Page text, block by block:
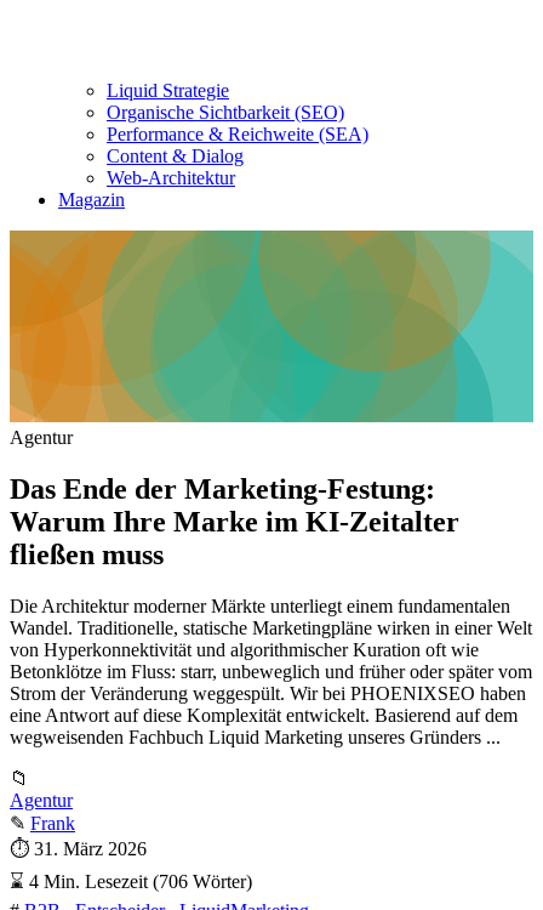
Liquid Strategie
Organische Sichtbarkeit (SEO)
Performance & Reichweite (SEA)
Content & Dialog
Web-Architektur
Magazin
Agentur
Das Ende der Marketing-Festung:
Warum Ihre Marke im KI-Zeitalter
fließen muss
Die Architektur moderner Märkte unterliegt einem fundamentalen
Wandel. Traditionelle, statische Marketingpläne wirken in einer Welt
von Hyperkonnektivität und algorithmischer Kuration oft wie
Betonklötze im Fluss: starr, unbeweglich und früher oder später vom
Strom der Veränderung weggespült. Wir bei PHOENIXSEO haben
eine Antwort auf diese Komplexität entwickelt. Basierend auf dem
wegweisenden Fachbuch Liquid Marketing unseres Gründers ...
📁
Agentur
✎ Frank
⏱ 31. März 2026
⌛ 4 Min. Lesezeit (706 Wörter)